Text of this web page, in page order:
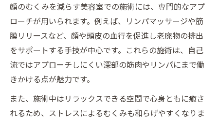
顔のむくみを減らす美容室での施術には、専門的なアプ
ローチが用いられます。例えば、リンパマッサージや筋
膜リリースなど、顔や頭皮の血行を促進し老廃物の排出
をサポートする手技が中心です。これらの施術は、自己
流ではアプローチしにくい深部の筋肉やリンパにまで働
きかける点が魅力です。
また、施術中はリラックスできる空間で心身ともに癒さ
れるため、ストレスによるむくみも和らげやすくなりま